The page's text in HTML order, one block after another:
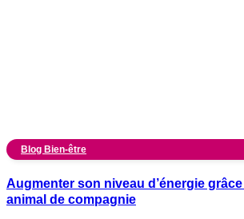
Blog Bien-être
Augmenter son niveau d’énergie
animal de compagnie